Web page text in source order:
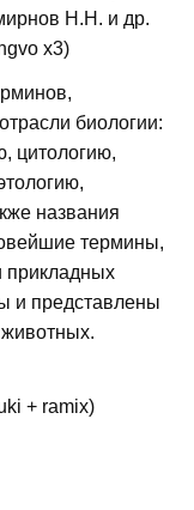
Н.Н. и др.
x3)
биологии:
цитологию,
названия
термины,
прикладных
и представлены
+ ramix)